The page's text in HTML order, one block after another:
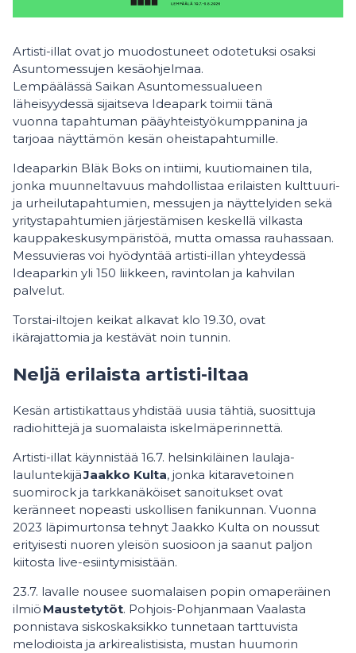
Artisti-illat ovat jo muodostuneet odotetuksi osaksi
Asuntomessujen kesäohjelmaa.
Lempäälässä Saikan Asuntomessualueen
läheisyydessä sijaitseva Ideapark toimii tänä
vuonna tapahtuman pääyhteistyökumppanina ja
tarjoaa näyttämön kesän oheistapahtumille.
Ideaparkin Bläk Boks on intiimi, kuutiomainen tila,
jonka muunneltavuus mahdollistaa erilaisten kulttuuri-
ja urheilutapahtumien, messujen ja näyttelyiden sekä
yritystapahtumien järjestämisen keskellä vilkasta
kauppakeskusympäristöä, mutta omassa rauhassaan.
Messuvieras voi hyödyntää artisti-illan yhteydessä
Ideaparkin yli 150 liikkeen, ravintolan ja kahvilan
palvelut.
Torstai-iltojen keikat alkavat klo 19.30, ovat
ikärajattomia ja kestävät noin tunnin.
Neljä erilaista artisti-iltaa
Kesän artistikattaus yhdistää uusia tähtiä, suosittuja
radiohittejä ja suomalaista iskelmäperinnettä.
Artisti-illat käynnistää 16.7. helsinkiläinen laulaja-
lauluntekijäJaakko Kulta, jonka kitaravetoinen
suomirock ja tarkkanäköiset sanoitukset ovat
keränneet nopeasti uskollisen fanikunnan. Vuonna
2023 läpimurtonsa tehnyt Jaakko Kulta on noussut
erityisesti nuoren yleisön suosioon ja saanut paljon
kiitosta live-esiintymisistään.
23.7. lavalle nousee suomalaisen popin omaperäinen
ilmiö Maustetytöt. Pohjois-Pohjanmaan Vaalasta
ponnistava siskoskaksikko tunnetaan tarttuvista
melodioista ja arkirealistisista, mustan huumorin